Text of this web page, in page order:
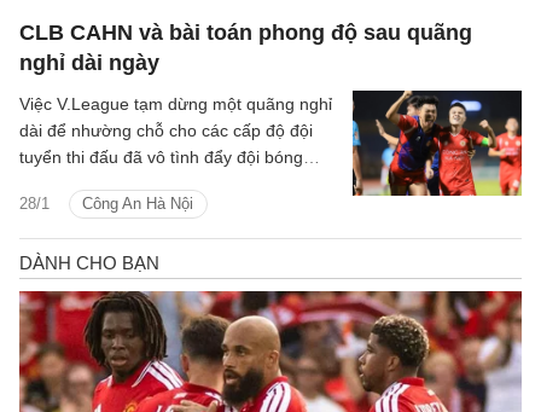
CLB CAHN và bài toán phong độ sau quãng
nghỉ dài ngày
28/1 Công An Hà Nội
Việc V.League tạm dừng một quãng nghỉ
dài để nhường chỗ cho các cấp độ đội
tuyển thi đấu đã vô tình đẩy đội bóng
phải ra sân tại đấu trường quốc tế
Shopee Cup với một bộ máy đã lâu
không được làm nóng.